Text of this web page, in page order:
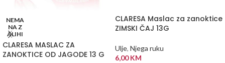
NEMA
NA Z
ALIHI
CLARESA MASLAC ZA
ZANOKTICE OD JAGODE 13 G
CLARESA Maslac za zanoktice
ZIMSKI ČAJ 13G
Ulje, Njega ruku
6,00KM